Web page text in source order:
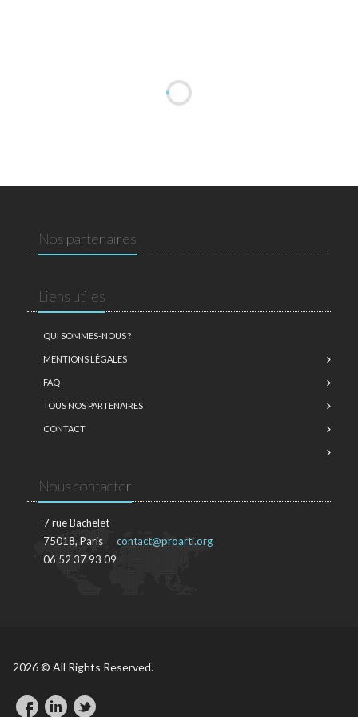
Nos partenaires
Liens utiles
QUI SOMMES-NOUS ?
MENTIONS LÉGALES
FAQ
TOUS NOS PARTENAIRES
CONTACT
Nous contacter
7 rue Bachelet
75018, Paris
06 52 37 93 09
contact@proarti.org
2026 © All Rights Reserved.